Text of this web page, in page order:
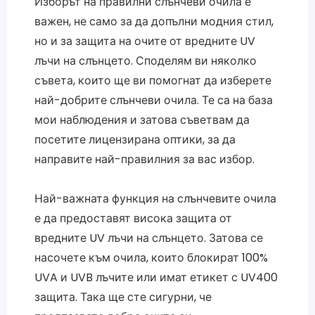
важен, не само за да допълни модния стил,
но и за защита на очите от вредните UV
лъчи на слънцето. Споделям ви няколко
съвета, които ще ви помогнат да изберете
най-добрите слънчеви очила. Те са на база
мои наблюдения и затова съветвам да
посетите лицензирана оптики, за да
направите най-правилния за вас избор.
Най-важната функция на слънчевите очила
е да предоставят висока защита от
вредните UV лъчи на слънцето. Затова се
насочете към очила, които блокират 100%
UVA и UVB лъчите или имат етикет с UV400
защита. Така ще сте сигурни, че